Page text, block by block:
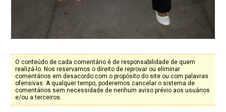
O conteúdo de cada comentário é de responsabilidade de quem
realizá-lo. Nos reservamos o direito de reprovar ou eliminar
comentários em desacordo com o propósito do site ou com palavras
ofensivas. A qualquer tempo, poderemos cancelar o sistema de
comentários sem necessidade de nenhum aviso prévio aos usuários
e/ou a terceiros.